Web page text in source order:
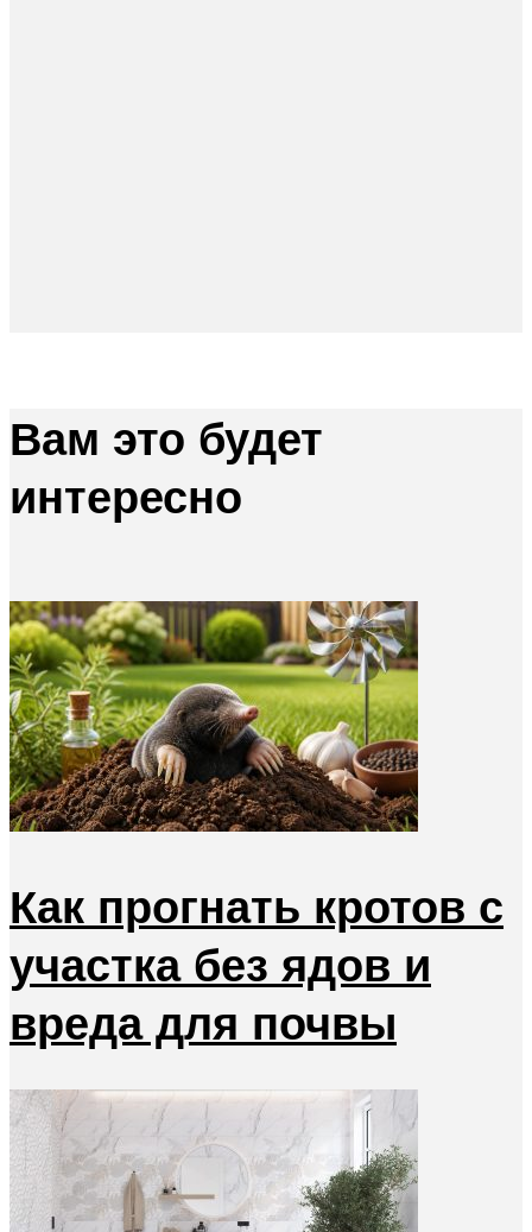
Вам это будет
интересно
Как прогнать кротов с
участка без ядов и
вреда для почвы